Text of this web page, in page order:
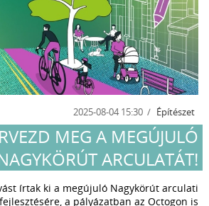
2025-08-04 15:30 Építészet
MEG A MEGÚJULÓ
ARCULATÁT!
írtak ki a megújuló Nagykörút arculati
a pályázatban az Octogon is